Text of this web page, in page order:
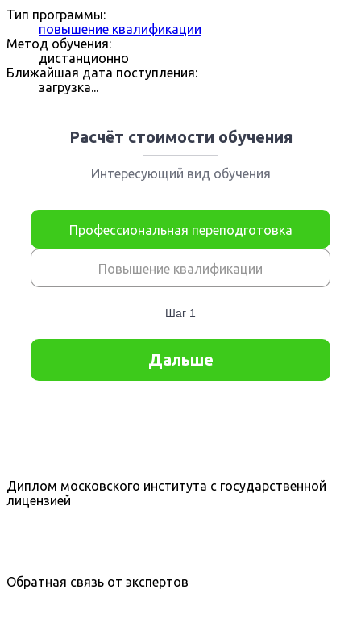
Тип программы:
повышение квалификации
Метод обучения:
дистанционно
Ближайшая дата поступления:
загрузка...
Диплом московского института с государственной
лицензией
Обратная связь от экспертов